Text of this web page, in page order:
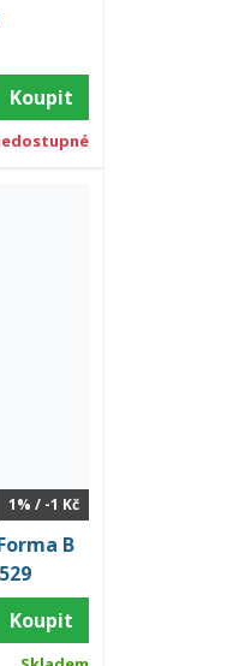
Koupit
1% / -1 Kč
B
Koupit